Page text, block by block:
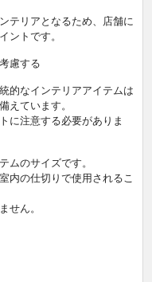
テリアとなるため、店舗に
ントです。
慮する
的なインテリアアイテムは
えています。
に注意する必要がありま
ムのサイズです。
内の仕切りで使用されるこ
せん。